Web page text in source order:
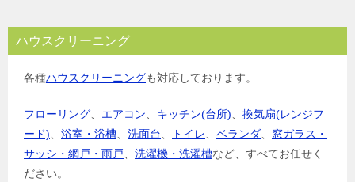
ハウスクリーニング
各種ハウスクリーニングも対応しております。
フローリング、 エアコン、 キッチン(台所)、 換気扇(レンジフ
ード)、 浴室・浴槽、 洗面台、 トイレ、 ベランダ、 窓ガラス・
サッシ・網戸・雨戸、 洗濯機・洗濯槽など、すべてお任せく
ださい。